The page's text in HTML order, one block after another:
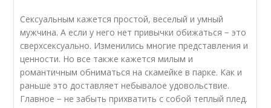
Сексуальным кажется простой, веселый и умный
мужчина. А если у него нет привычки обижаться − это
сверхсексуально. Изменились многие представления и
ценности. Но все также кажется милым и
романтичным обниматься на скамейке в парке. Как и
раньше это доставляет небывалое удовольствие.
Главное − не забыть прихватить с собой теплый плед.